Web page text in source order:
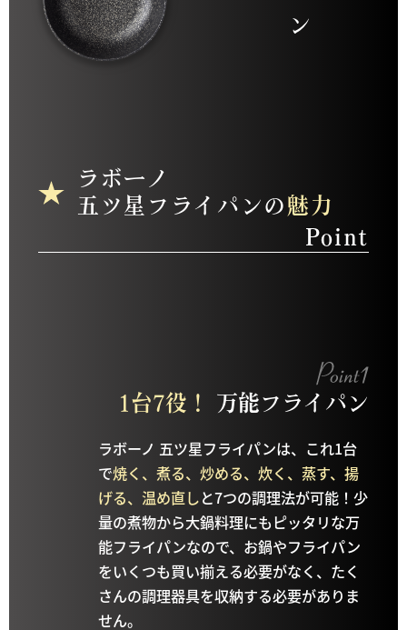
ン
ラボーノ
五ツ星フライパンの 魅力
Point
1台7役！ 万能フライパン
ラボーノ 五ツ星フライパンは、これ1台
で焼く、煮る、炒める、炊く、蒸す、揚
げる、温め直しと7つの調理法が可能！少
量の煮物から大鍋料理にもピッタリな万
能フライパンなので、お鍋やフライパン
をいくつも買い揃える必要がなく、たく
さんの調理器具を収納する必要がありま
せん。